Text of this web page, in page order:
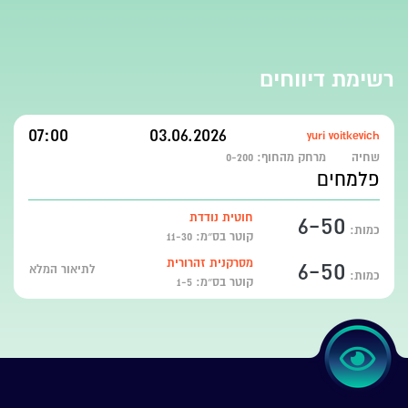
רשימת דיווחים
yuri voitkevich
03.06.2026
07:00
שחיה מרחק מהחוף: 0-200
פלמחים
כמות: 6-50
חוטית נודדת
קוטר בס״מ: 11-30
כמות: 6-50
מסרקנית זהרורית
קוטר בס״מ: 1-5
לתיאור המלא